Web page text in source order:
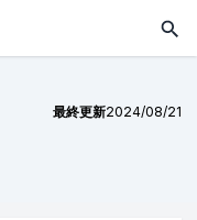
最終更新2024/08/21